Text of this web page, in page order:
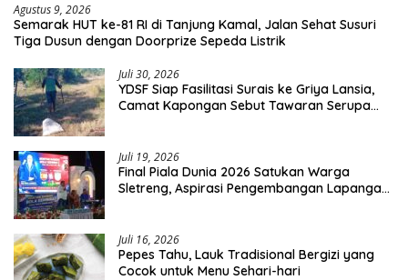
Agustus 9, 2026
Semarak HUT ke-81 RI di Tanjung Kamal, Jalan Sehat Susuri
Tiga Dusun dengan Doorprize Sepeda Listrik
Juli 30, 2026
YDSF Siap Fasilitasi Surais ke Griya Lansia,
Camat Kapongan Sebut Tawaran Serupa
Juli 19, 2026
Final Piala Dunia 2026 Satukan Warga
Sletreng, Aspirasi Pengembangan Lapangan
Juli 16, 2026
Pepes Tahu, Lauk Tradisional Bergizi yang
Cocok untuk Menu Sehari-hari